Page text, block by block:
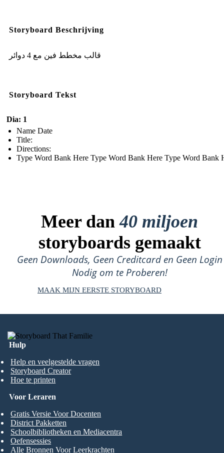
Storyboard Beschrijving
قالب مخطط فين مع 4 دوائر
Storyboard Tekst
Dia: 1
Name Date
Title:
Directions:
Type Word Bank Here Type Word Bank Here Type Word Bank
Meer dan40 miljoen
storyboards gemaakt
Geen Downloads, Geen Creditcard en Geen Login
Nodig om te Proberen!
MAAK MIJN EERSTE STORYBOARD
Hulp
Help en veelgestelde vragen
Storyboard Creator
Hoe te printen
Voor Leraren
Gratis Versie Voor Docenten
District Pakketten
Schoolbibliotheken en Mediacentra
Oefensessies
Alle Bronnen Voor Leerkrachten